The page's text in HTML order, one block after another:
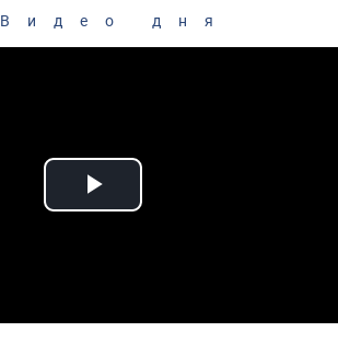
Видео дня
Play Video